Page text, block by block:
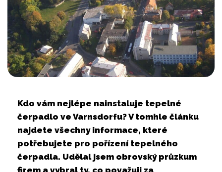
Kdo vám nejlépe nainstaluje tepelné
čerpadlo ve Varnsdorfu? V tomhle článku
najdete všechny informace, které
potřebujete pro pořízení tepelného
čerpadla. Udělal jsem obrovský průzkum
firem a vybral ty, co považuji za